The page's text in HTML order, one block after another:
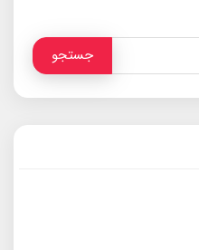
جستجو